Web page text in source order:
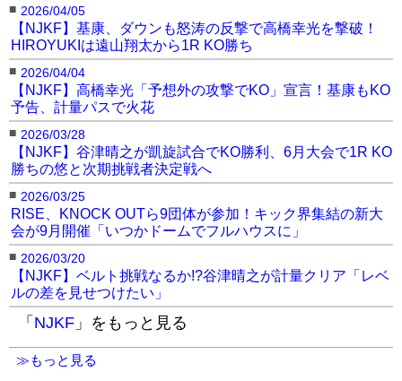
■ 2026/04/05
【NJKF】基康、ダウンも怒涛の反撃で高橋幸光を撃破！
HIROYUKIは遠山翔太から1R KO勝ち
■ 2026/04/04
【NJKF】高橋幸光「予想外の攻撃でKO」宣言！基康もKO
予告、計量パスで火花
■ 2026/03/28
【NJKF】谷津晴之が凱旋試合でKO勝利、6月大会で1R KO
勝ちの悠と次期挑戦者決定戦へ
■ 2026/03/25
RISE、KNOCK OUTら9団体が参加！キック界集結の新大
会が9月開催「いつかドームでフルハウスに」
■ 2026/03/20
【NJKF】ベルト挑戦なるか!?谷津晴之が計量クリア「レベ
ルの差を見せつけたい」
「 NJKF 」をもっと見る
≫もっと見る